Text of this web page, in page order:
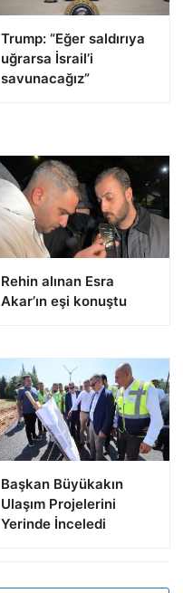
Trump: “Eğer saldırıya
uğrarsa İsrail’i
savunacağız”
Rehin alınan Esra
Akar’ın eşi konuştu
Başkan Büyükakın
Ulaşım Projelerini
Yerinde İnceledi